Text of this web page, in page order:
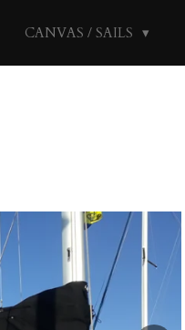
CANVAS / SAILS